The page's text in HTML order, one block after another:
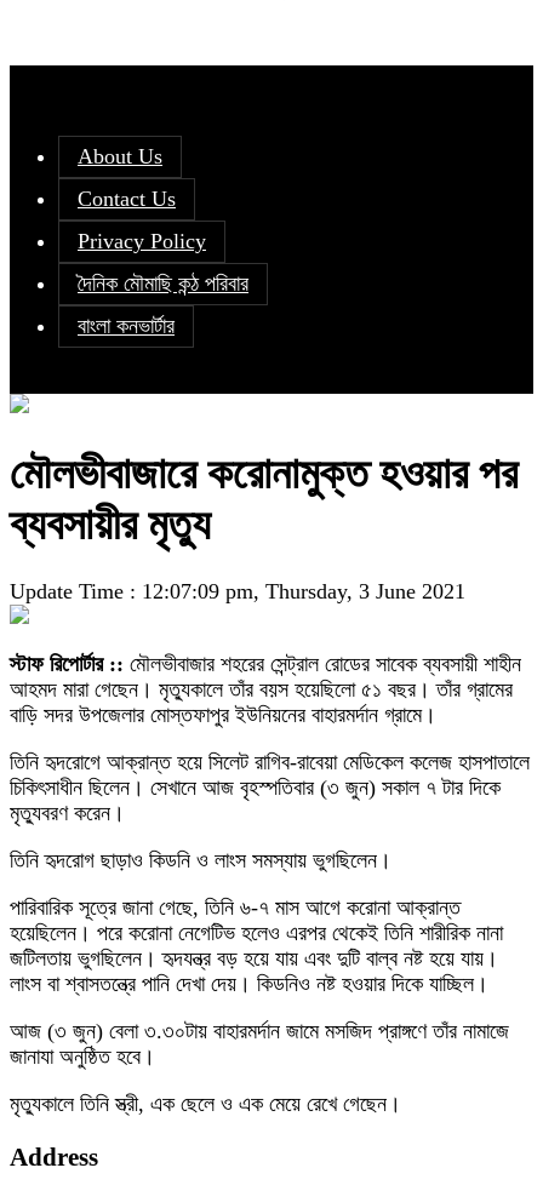
About Us
Contact Us
Privacy Policy
দৈনিক মৌমাছি কন্ঠ পরিবার
বাংলা কনভার্টার
মৌলভীবাজারে করোনামুক্ত হওয়ার পর
ব্যবসায়ীর মৃত্যু
Update Time : 12:07:09 pm, Thursday, 3 June 2021
স্টাফ রিপোর্টার :: মৌলভীবাজার শহরের সেন্ট্রাল রোডের সাবেক ব্যবসায়ী শাহীন
আহমদ মারা গেছেন। মৃত্যুকালে তাঁর বয়স হয়েছিলো ৫১ বছর। তাঁর গ্রামের
বাড়ি সদর উপজেলার মোস্তফাপুর ইউনিয়নের বাহারমর্দান গ্রামে।
তিনি হৃদরোগে আক্রান্ত হয়ে সিলেট রাগিব-রাবেয়া মেডিকেল কলেজ হাসপাতালে
চিকিৎসাধীন ছিলেন। সেখানে আজ বৃহস্পতিবার (৩ জুন) সকাল ৭ টার দিকে
মৃত্যুবরণ করেন।
তিনি হৃদরোগ ছাড়াও কিডনি ও লাংস সমস্যায় ভুগছিলেন।
পারিবারিক সূত্রে জানা গেছে, তিনি ৬-৭ মাস আগে করোনা আক্রান্ত
হয়েছিলেন। পরে করোনা নেগেটিভ হলেও এরপর থেকেই তিনি শারীরিক নানা
জটিলতায় ভুগছিলেন। হৃদযন্ত্র বড় হয়ে যায় এবং দুটি বাল্ব নষ্ট হয়ে যায়।
লাংস বা শ্বাসতন্ত্রে পানি দেখা দেয়। কিডনিও নষ্ট হওয়ার ‍দিকে যাচ্ছিল।
আজ (৩ জুন) বেলা ৩.৩০টায় বাহারমর্দান জামে মসজিদ প্রাঙ্গণে তাঁর নামাজে
জানাযা অনুষ্ঠিত হবে।
মৃত্যুকালে তিনি স্ত্রী, এক ছেলে ও এক মেয়ে রেখে গেছেন।
Address